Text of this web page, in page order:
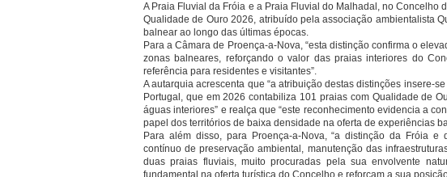
A Praia Fluvial da Fróia e a Praia Fluvial do Malhadal, no Concelho
Qualidade de Ouro 2026, atribuído pela associação ambientalista
balnear ao longo das últimas épocas.
Para a Câmara de Proença-a-Nova, “esta distinção confirma o
zonas balneares, reforçando o valor das praias interiores do
referência para residentes e visitantes”.
A autarquia acrescenta que “a atribuição destas distinções
Portugal, que em 2026 contabiliza 101 praias com Qualidade de
águas interiores” e realça que “este reconhecimento evidencia a
papel dos territórios de baixa densidade na oferta de experiências
Para além disso, para Proença‑a‑Nova, “a distinção da Fróia
contínuo de preservação ambiental, manutenção das
duas praias fluviais, muito procuradas pela sua envolvente
fundamental na oferta turística do Concelho e reforçam a sua